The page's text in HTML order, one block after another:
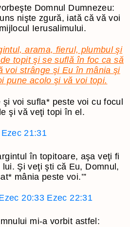
Domnul Dumnezeu:
nişte zgură, iată că vă voi
Ierusalimului.
arama, fierul, plumbul şi
topit şi se suflă în foc ca să
voi strânge şi Eu în mânia şi
pune acolo şi vă voi topi.
şi voi sufla* peste voi cu focul
şi vă veţi topi în el.
Ezec 21:31
în topitoare, aşa veţi fi
Şi veţi şti că Eu, Domnul,
* mânia peste voi.’”
20:33 Ezec 22:31
mi-a vorbit astfel: